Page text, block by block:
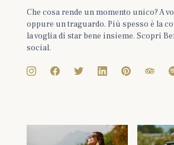
Che cosa rende un momento unico? A
oppure un traguardo. Più spesso è la
la voglia di star bene insieme. Scopri
social.